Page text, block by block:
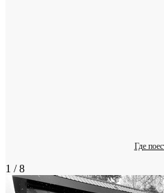
Где
1 / 8